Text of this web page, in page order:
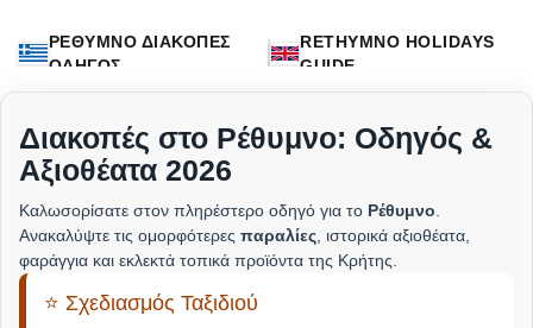
ΡΕΘΥΜΝΟ ΔΙΑΚΟΠΕΣ
ΟΔΗΓΟΣ
RETHYMNO HOLIDAYS
GUIDE
Διακοπές στο Ρέθυμνο: Οδηγός &
Αξιοθέατα 2026
Καλωσορίσατε στον πληρέστερο οδηγό για το Ρέθυμνο
Ανακαλύψτε τις ομορφότερες παραλίες , ιστορικά αξιοθέατα,
φαράγγια και εκλεκτά τοπικά προϊόντα της Κρήτης.
⭐ Σχεδιασμός Ταξιδιού